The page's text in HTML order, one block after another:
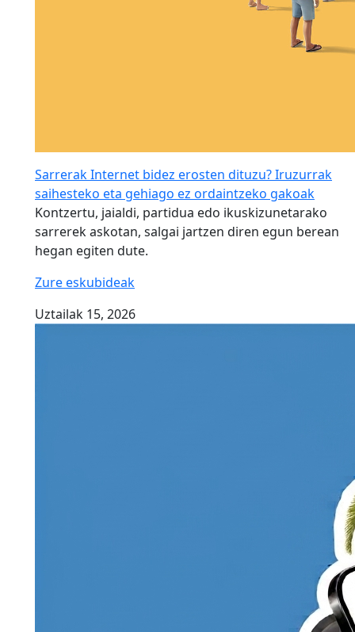
Sarrerak Internet bidez erosten dituzu? Iruzurrak
saihesteko eta gehiago ez ordaintzeko gakoak
Kontzertu, jaialdi, partidua edo ikuskizunetarako
sarrerek askotan, salgai jartzen diren egun berean
hegan egiten dute.
Zure eskubideak
Uztailak 15, 2026